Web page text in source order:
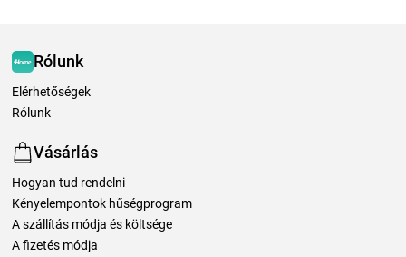
Rólunk
Elérhetőségek
Rólunk
Vásárlás
Hogyan tud rendelni
Kényelempontok hűségprogram
A szállítás módja és költsége
A fizetés módja